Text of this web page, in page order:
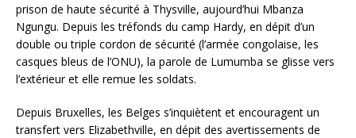
prison de haute sécurité à Thysville, aujourd’hui Mbanza
Ngungu. Depuis les tréfonds du camp Hardy, en dépit d’un
double ou triple cordon de sécurité (l’armée congolaise, les
casques bleus de l’ONU), la parole de Lumumba se glisse vers
l’extérieur et elle remue les soldats.
Depuis Bruxelles, les Belges s’inquiètent et encouragent un
transfert vers Elizabethville, en dépit des avertissements de